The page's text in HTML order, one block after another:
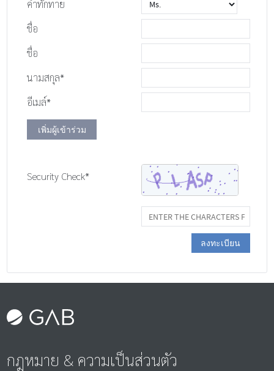
คำทักทาย
ชื่อ
ชื่อ
นามสกุล*
อีเมล์*
เพิ่มผู้เข้าร่วม
Security Check*
ลงทะเบียน
กฎหมาย & ความเป็นส่วนตัว